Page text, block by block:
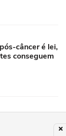
câncer é lei,
conseguem